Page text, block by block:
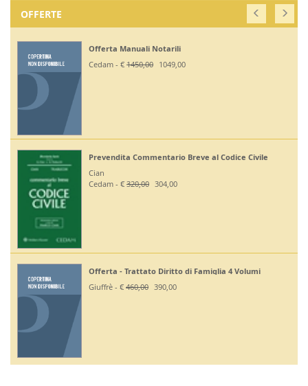
OFFERTE
Offerta Manuali Notarili
Cedam - € 1450,00 1049,00
Prevendita Commentario Breve al Codice Civile
Cian
Cedam - € 320,00 304,00
Offerta - Trattato Diritto di Famiglia 4 Volumi
Giuffrè - € 460,00 390,00